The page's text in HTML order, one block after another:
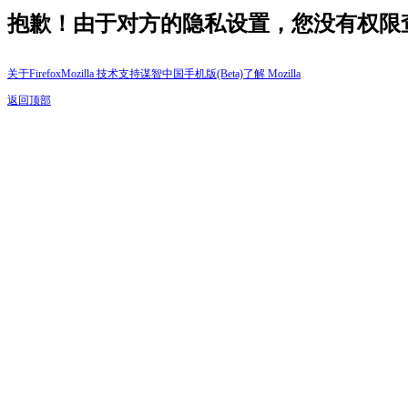
抱歉！由于对方的隐私设置，您没有权限
关于FirefoxMozilla 技术支持谋智中国手机版(Beta)了解 Mozilla
返回顶部